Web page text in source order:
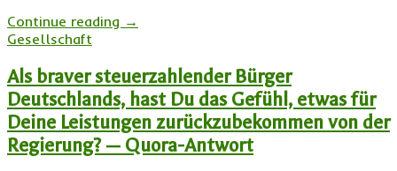
Continue reading →
Gesellschaft
Als braver steuerzahlender Bürger
Deutschlands, hast Du das Gefühl, etwas für
Deine Leistungen zurückzubekommen von der
Regierung? — Quora-Antwort